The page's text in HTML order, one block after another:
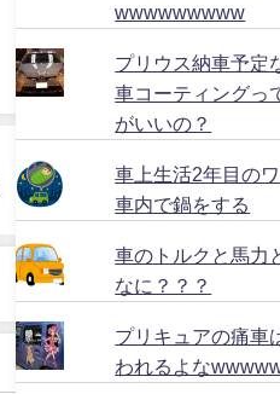
wwwwwwwww
プリウス納車予定
車コーティングっ
がいいの？
車上生活2年目の
車内で鍋をする
車のトルクと馬力
なに？？？
プリキュアの痛車
われるよな